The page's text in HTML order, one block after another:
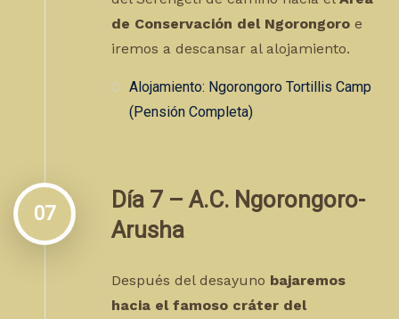
de Conservación del Ngorongoro e
iremos a descansar al alojamiento.
Alojamiento: Ngorongoro Tortillis Camp
(Pensión Completa)
07
Día 7 – A.C. Ngorongoro-
Arusha
Después del desayuno bajaremos
hacia el famoso cráter del